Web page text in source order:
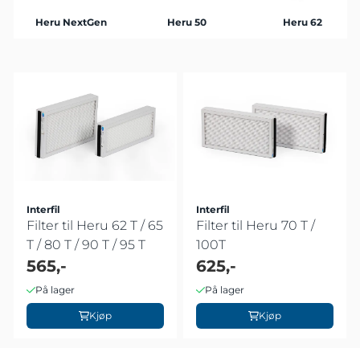
Heru NextGen Heru 50 Heru 62
Interfil
Filter til Heru 62 T / 65
T / 80 T / 90 T / 95 T
565,-
På lager
Kjøp
Interfil
Filter til Heru 70 T /
100T
625,-
På lager
Kjøp